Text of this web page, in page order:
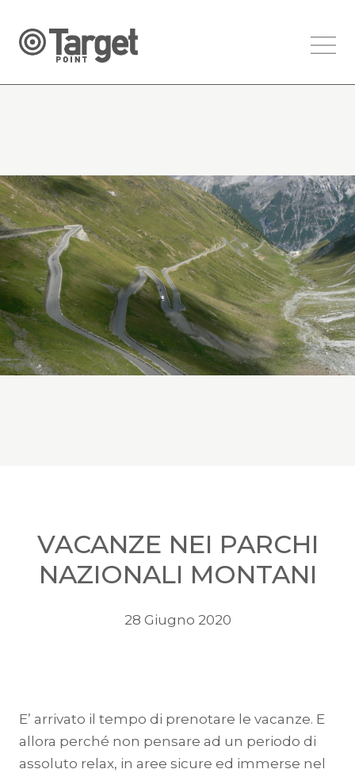
VACANZE NEI PARCHI
NAZIONALI MONTANI
28 Giugno 2020
E’ arrivato il tempo di prenotare le vacanze. E
allora perché non pensare ad un periodo di
assoluto relax, in aree sicure ed immerse nel